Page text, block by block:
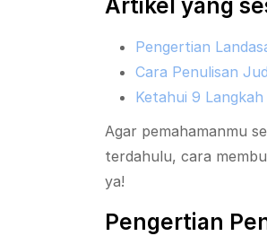
Artikel yang
Pengertian
Cara Penulisan
Ketahui 9
Agar pemahamanmu
terdahulu, cara
ya!
Pengertian